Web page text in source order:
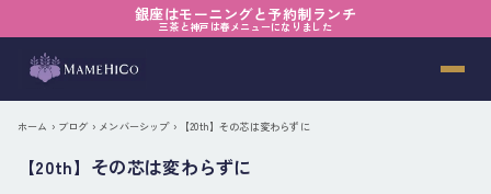
銀座はモーニングと予約制ランチ
三茶と神戸は春メニューになりました
ホーム › ブログ › メンバーシップ› 【20th】その芯は変わらずに
【20th】その芯は変わらずに